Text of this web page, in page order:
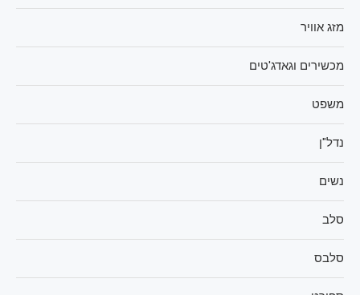
מזג אוויר
מכשירים וגאדג'טים
משפט
נדל"ן
נשים
סלב
סלבס